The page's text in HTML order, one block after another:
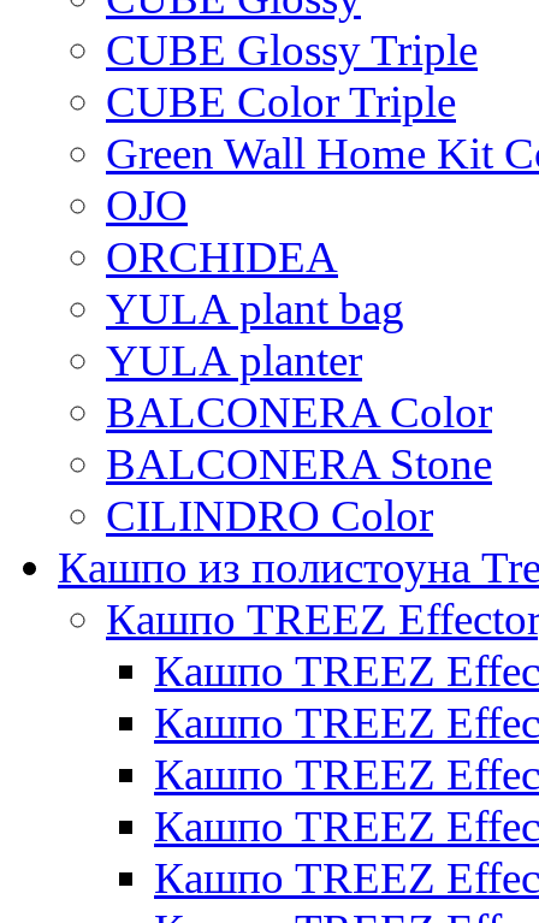
CUBE Glossy Triple
CUBE Color Triple
Green Wall Home Kit
OJO
ORCHIDEA
YULA plant bag
YULA planter
BALCONERA Color
BALCONERA Stone
CILINDRO Color
Кашпо из полистоуна
Кашпо TREEZ
Кашпо TREEZ
Кашпо TREEZ
Кашпо TREEZ
Кашпо TREEZ
Кашпо TREEZ